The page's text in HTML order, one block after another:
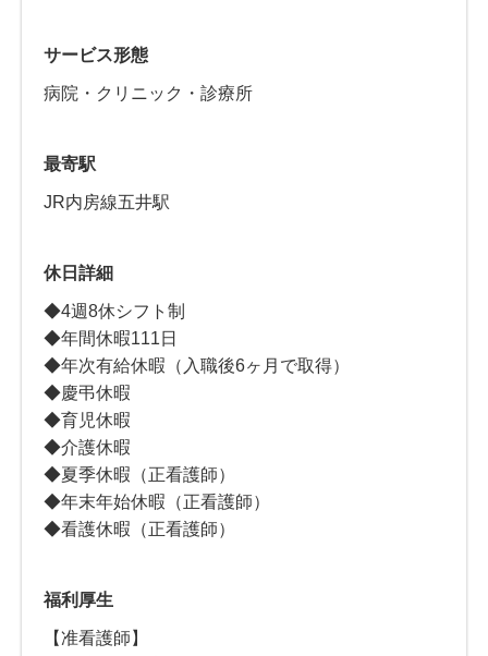
サービス形態
病院・クリニック・診療所
最寄駅
JR内房線五井駅
休日詳細
◆4週8休シフト制
◆年間休暇111日
◆年次有給休暇（入職後6ヶ月で取得）
◆慶弔休暇
◆育児休暇
◆介護休暇
◆夏季休暇（正看護師）
◆年末年始休暇（正看護師）
◆看護休暇（正看護師）
福利厚生
【准看護師】